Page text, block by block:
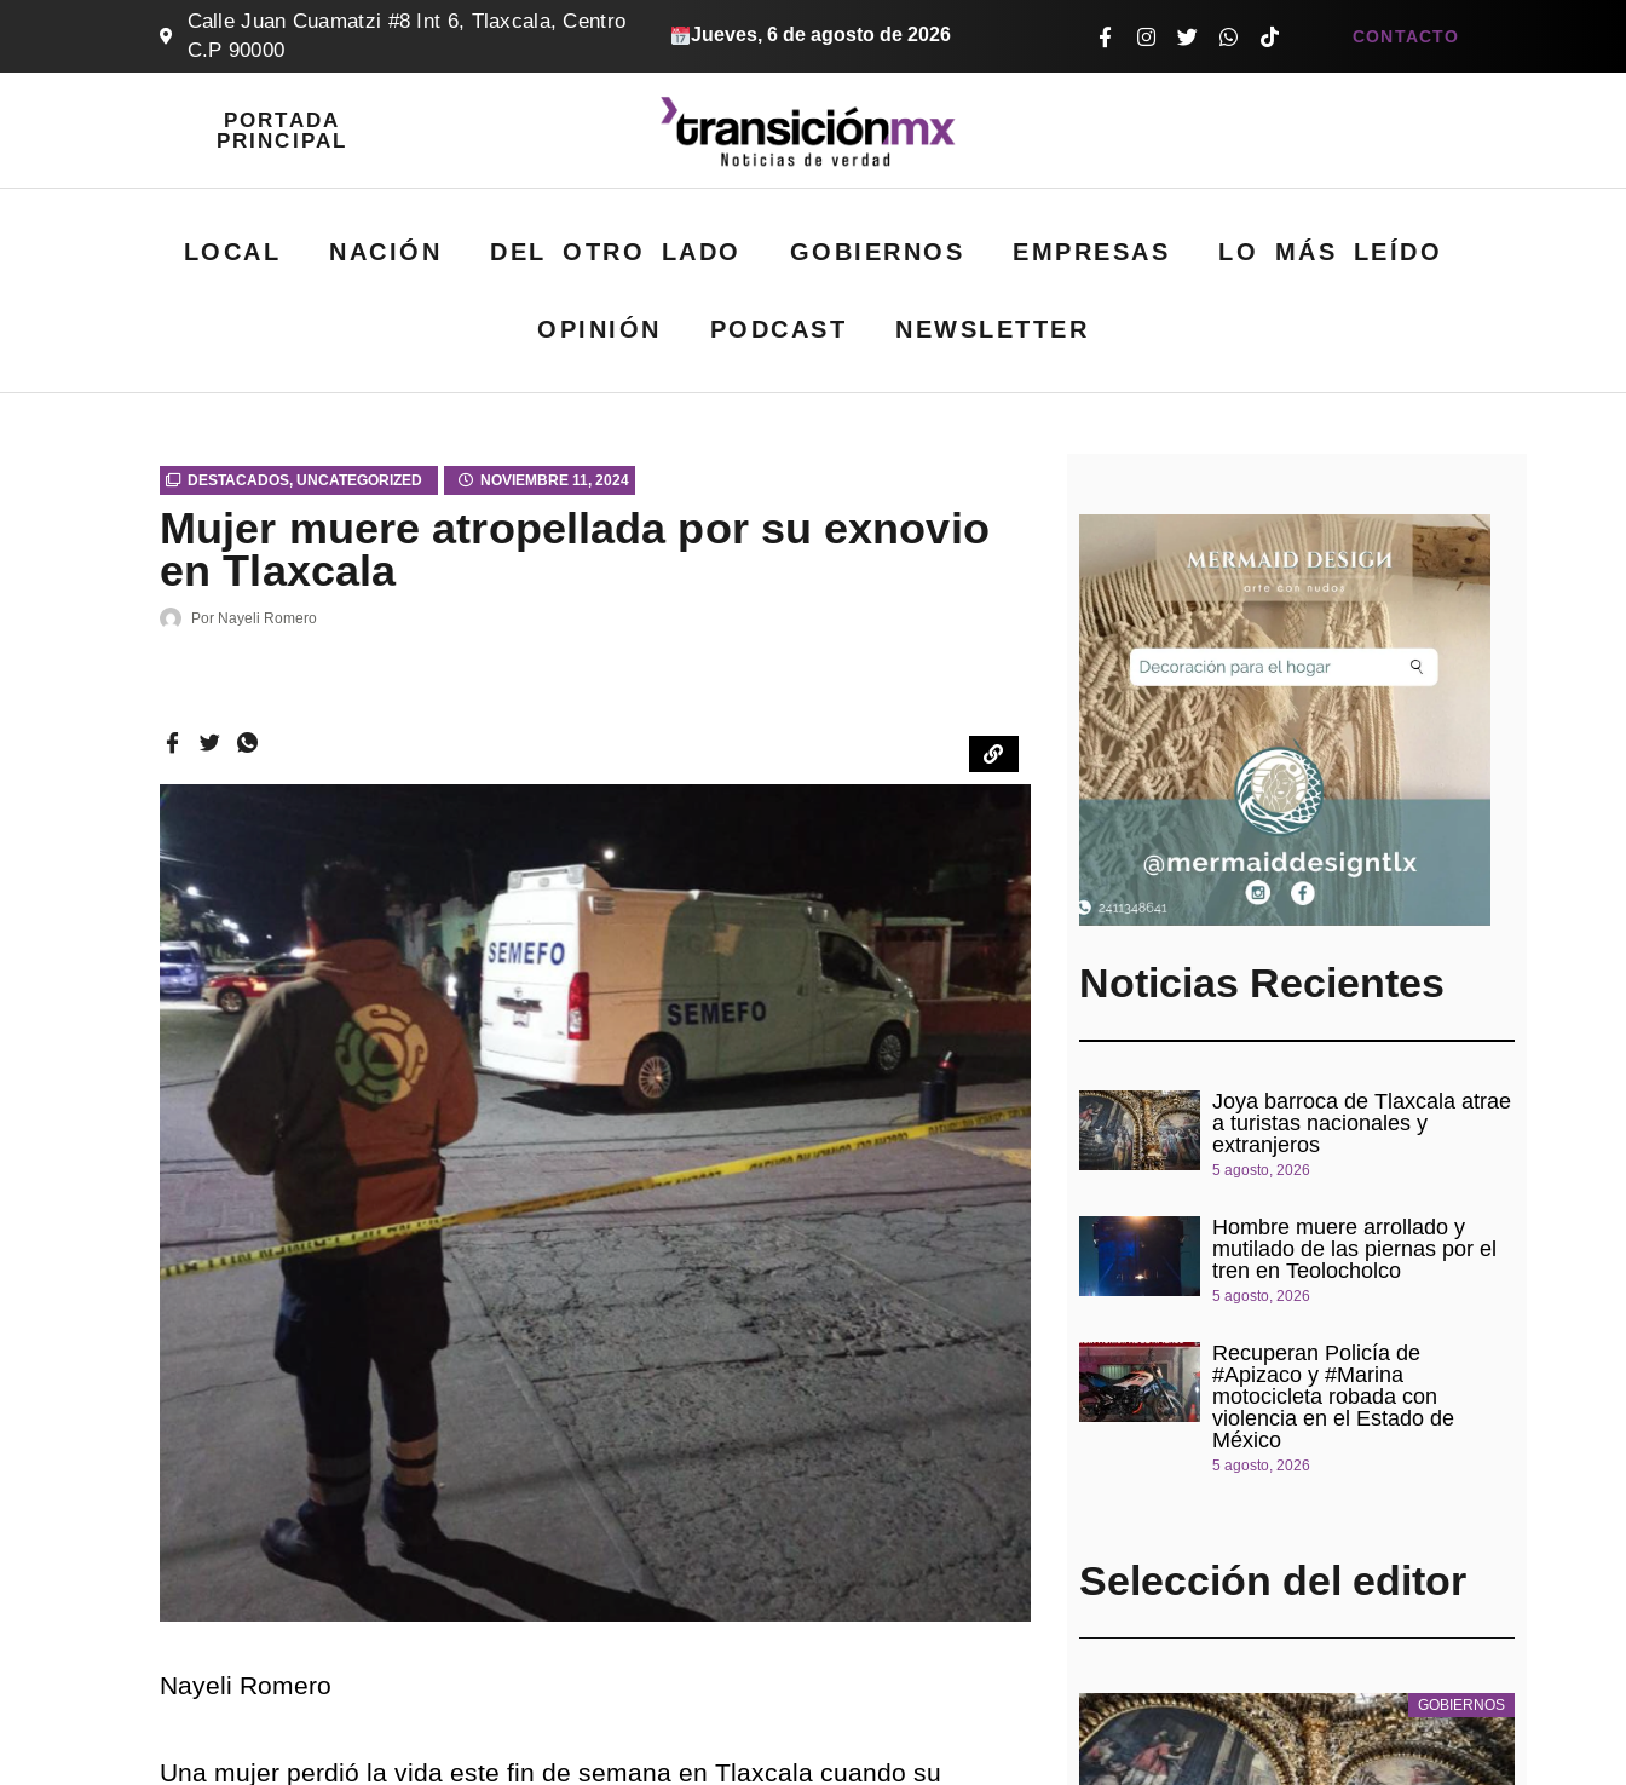
Calle Juan Cuamatzi #8 Int 6, Tlaxcala, Centro
C.P 90000
Jueves, 6 de agosto de 2026 CONTACTO
PORTADA
PRINCIPAL
LOCAL NACIÓN DEL OTRO LADO GOBIERNOS EMPRESAS LO MÁS LEÍDO
OPINIÓN PODCAST NEWSLETTER
DESTACADOS, UNCATEGORIZED NOVIEMBRE 11, 2024
Mujer muere atropellada por su exnovio
en Tlaxcala
Por Nayeli Romero
Nayeli Romero
Una mujer perdió la vida este fin de semana en Tlaxcala cuando su
Noticias Recientes
Joya barroca de Tlaxcala atrae
a turistas nacionales y
extranjeros
5 agosto, 2026
Hombre muere arrollado y
mutilado de las piernas por el
tren en Teolocholco
5 agosto, 2026
Recuperan Policía de
#Apizaco y #Marina
motocicleta robada con
violencia en el Estado de
México
5 agosto, 2026
Selección del editor
GOBIERNOS